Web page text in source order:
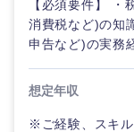
【必須要件】 ・
消費税など)の知
申告など)の実務
想定年収
※ご経験、スキ